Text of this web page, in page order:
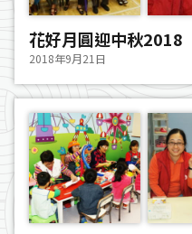
花好月圓迎中秋2018
2018年9月21日